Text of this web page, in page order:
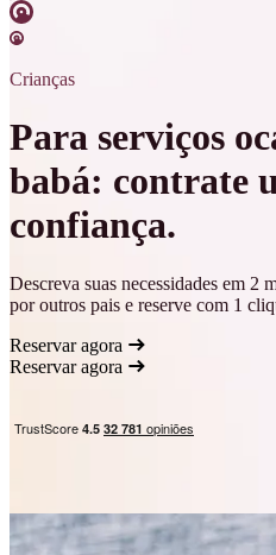
Crianças
Para serviços
babá: contrate
confiança.
Descreva suas necessidades em 2
por outros pais e reserve com 1
Reservar agora
Reservar agora